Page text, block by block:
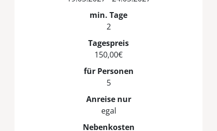
min. Tage
2
Tagespreis
150,00€
für Personen
5
Anreise nur
egal
Nebenkosten